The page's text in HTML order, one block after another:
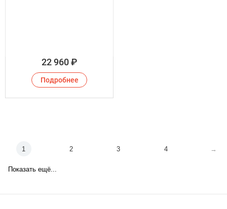
22 960₽
Подробнее
1 2 3 4 →
Показать ещё...